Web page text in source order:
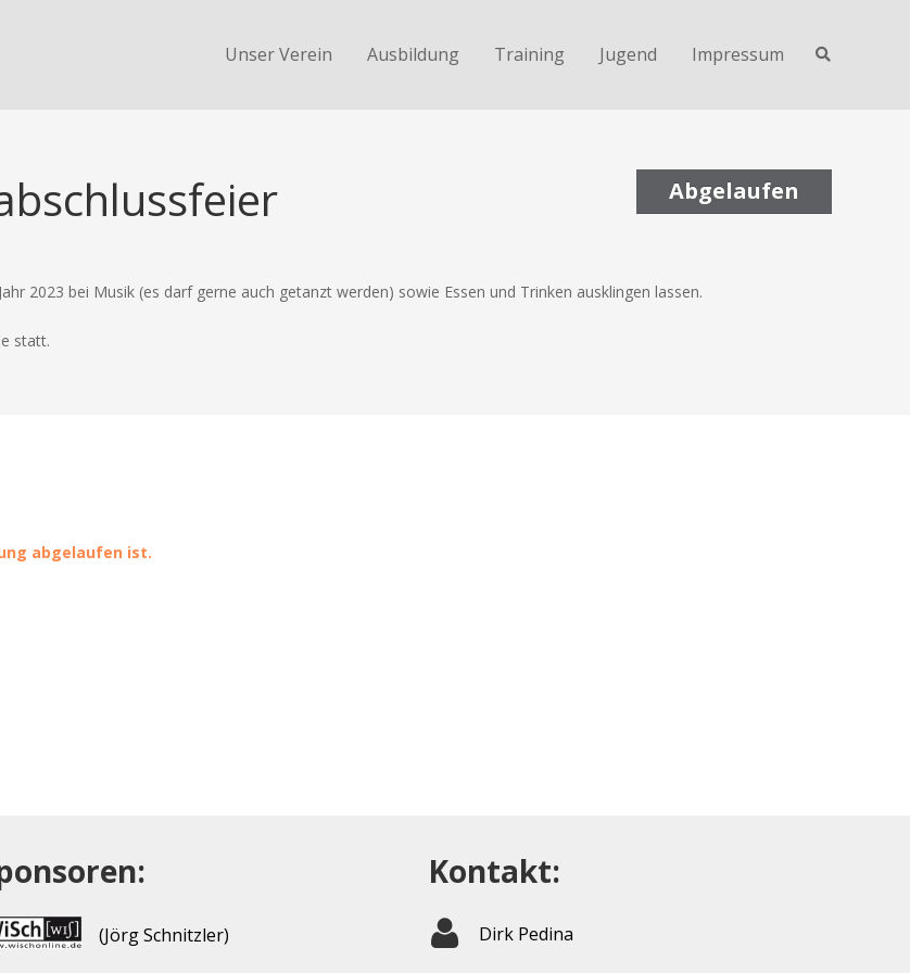
Unser Verein Ausbildung Training Jugend Impressum
Abgelaufen
2023 bei Musik (es darf gerne auch getanzt werden) sowie Essen und Trinken ausklingen lassen.
statt.
abgelaufen ist.
(Jörg Schnitzler)
Kontakt:
Dirk Pedina